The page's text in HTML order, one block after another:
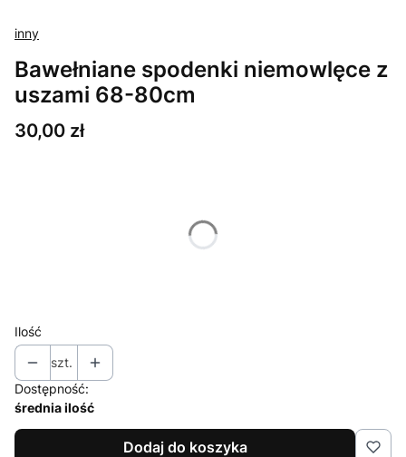
inny
Bawełniane spodenki niemowlęce z
uszami 68-80cm
Cena
30,00 zł
Ilość
szt.
Dostępność:
średnia ilość
Dodaj do koszyka